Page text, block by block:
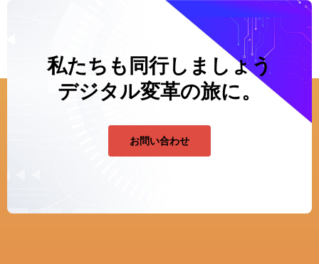
私たちも同行しましょう
デジタル変革の旅に。
お問い合わせ